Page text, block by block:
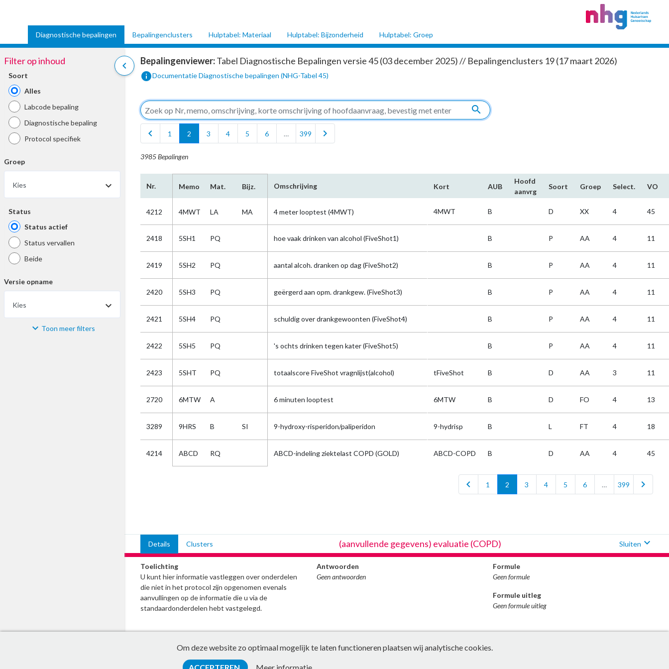
Diagnostische bepalingen Bepalingenclusters Hulptabel: Materiaal Hulptabel: Bijzonderheid Hulptabel: Groep
chevron_left
Filter op inhoud
Soort
Alles
Labcode bepaling
Diagnostische bepaling
Protocol specifiek
Groep
Kies
Status
Status actief
Status vervallen
Beide
Versie opname
Kies
Materiaal Toon meer filters
Bepalingenviewer:Tabel Diagnostische Bepalingen versie 45 (03 december 2025) // Bepalingenclusters 19 (17 maart 2026)
infoDocumentatie Diagnostische bepalingen (NHG-Tabel 45)
search
chevron_left
1 2 3 4 5 6 … 399 chevron_right
3985 Bepalingen
Nr. Memo arrow_drop_downMat. Bijz. Omschrijving Kort AUB
Hoofd​
aanvrg
Soort Groep Select. VO
4212 4MWT LA MA 4 meter looptest (4MWT) 4MWT B D XX 4 45
2418 5SH1 PQ hoe vaak drinken van alcohol (FiveShot1) B P AA 4 11
2419 5SH2 PQ aantal alcoh. dranken op dag (FiveShot2) B P AA 4 11
2420 5SH3 PQ geërgerd aan opm. drankgew. (FiveShot3) B P AA 4 11
2421 5SH4 PQ schuldig over drankgewoonten (FiveShot4) B P AA 4 11
2422 5SH5 PQ 's ochts drinken tegen kater (FiveShot5) B P AA 4 11
2423 5SHT PQ totaalscore FiveShot vragnlijst(alcohol) tFiveShot B D AA 3 11
2720 6MTW A 6 minuten looptest 6MTW B D FO 4 13
3289 9HRS B SI 9-hydroxy-risperidon/paliperidon 9-hydrisp B L FT 4 18
4214 ABCD RQ ABCD-indeling ziektelast COPD (GOLD) ABCD-COPD B D AA 4 45
chevron_left 1 2 3 4 5 6 … 399 chevron_right
Details Clusters (aanvullende gegevens) evaluatie (COPD) Sluiten expand_more
Toelichting
U kunt hier informatie vastleggen over onderdelen
die niet in het protocol zijn opgenomen evenals
aanvullingen op de informatie die u via de
standaardonderdelen hebt vastgelegd.
Antwoorden
Geen antwoorden
Formule
Geen formule
Formule uitleg
Geen formule uitleg
Om deze website zo optimaal mogelijk te laten functioneren plaatsen wij analytische cookies.